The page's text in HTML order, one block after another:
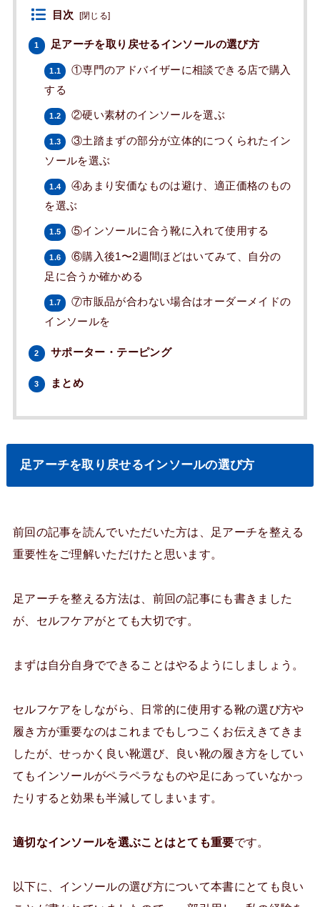
目次 [閉じる]
1 足アーチを取り戻せるインソールの選び方
1.1
①専門のアドバイザーに相談できる店で購入
する
1.2 ②硬い素材のインソールを選ぶ
1.3
③土踏まずの部分が立体的につくられたイン
ソールを選ぶ
1.4
④あまり安価なものは避け、適正価格のもの
を選ぶ
1.5 ⑤インソールに合う靴に入れて使用する
1.6
⑥購入後1〜2週間ほどはいてみて、自分の
足に合うか確かめる
1.7
⑦市販品が合わない場合はオーダーメイドの
インソールを
2 サポーター・テーピング
3 まとめ
足アーチを取り戻せるインソールの選び方
前回の記事を読んでいただいた方は、足アーチを整える
重要性をご理解いただけたと思います。
足アーチを整える方法は、前回の記事にも書きました
が、セルフケアがとても大切です。
まずは自分自身でできることはやるようにしましょう。
セルフケアをしながら、日常的に使用する靴の選び方や
履き方が重要なのはこれまでもしつこくお伝えきてきま
したが、せっかく良い靴選び、良い靴の履き方をしてい
てもインソールがペラペラなものや足にあっていなかっ
たりすると効果も半減してしまいます。
適切なインソールを選ぶことはとても重要です。
以下に、インソールの選び方について本書にとても良い